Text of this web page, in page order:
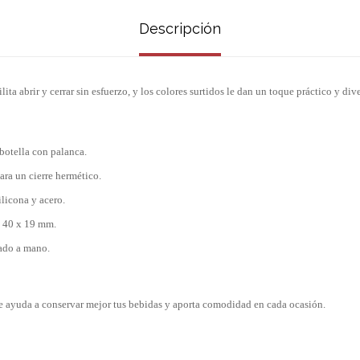
Descripción
abrir y cerrar sin esfuerzo, y los colores surtidos le dan un toque práctico y
con palanca.
un cierre hermético.
y acero.
x 19 mm.
a mano.
ayuda a conservar mejor tus bebidas y aporta comodidad en cada ocasión.